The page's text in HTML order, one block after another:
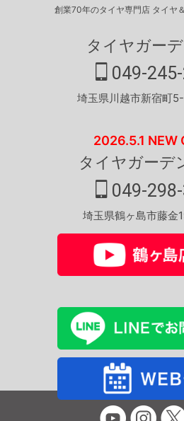
創業70年のタイヤ専門店 タイヤ
タイヤガー
049-
埼玉県川越市新宿町
2026.5.1 NEW
タイヤガーデ
049-
埼玉県鶴ヶ島市藤金